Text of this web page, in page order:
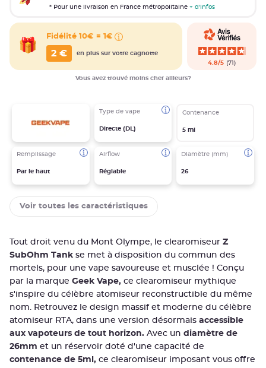
* Pour une livraison en France métropolitaine+ d'infos
Fidélité 10€ = 1€
2 €
en plus sur votre cagnotte
4.8/5 (71)
Vous avez trouvé moins cher ailleurs?
Type de vape
Directe (DL)
Contenance
5 ml
Remplissage
Par le haut
Airflow
Réglable
Diamètre (mm)
26
Voir toutes les caractéristiques
Tout droit venu du Mont Olympe, le clearomiseur Z
SubOhm Tank se met à disposition du commun des
mortels, pour une vape savoureuse et musclée ! Conçu
par la marque Geek Vape, ce clearomiseur mythique
s'inspire du célèbre atomiseur reconstructible du même
nom. Retrouvez le design massif et moderne du célèbre
atomiseur RTA, dans une version désormais accessible
aux vapoteurs de tout horizon. Avec un diamètre de
26mm et un réservoir doté d'une capacité de
contenance de 5ml, ce clearomiseur imposant vous offre